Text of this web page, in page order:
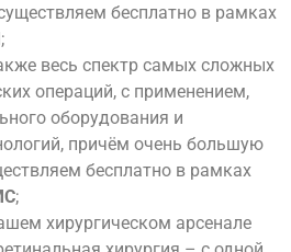
бесплатно в рамках
весь спектр самых сложных
операций, с применением,
оборудования и
причём очень большую
бесплатно в рамках
;
хирургическом арсенале